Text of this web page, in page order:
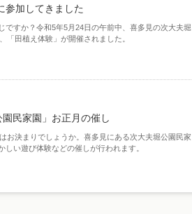
加してきました
ですか？令和5年5月24日の午前中、喜多見の次大夫堀
「田植え体験」が開催されました。
民家園」お正月の催し
お決まりでしょうか。喜多見にある次大夫堀公園民家
い遊び体験などの催しが行われます。